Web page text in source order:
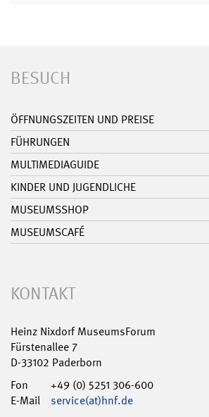
BESUCH
ÖFFNUNGSZEITEN UND PREISE
FÜHRUNGEN
MULTIMEDIAGUIDE
KINDER UND JUGENDLICHE
MUSEUMSSHOP
MUSEUMSCAFÉ
KONTAKT
Heinz Nixdorf MuseumsForum
Fürstenallee 7
D-33102 Paderborn
Fon
+49 (0) 5251 306-600
E-Mail
service(at)hnf.de